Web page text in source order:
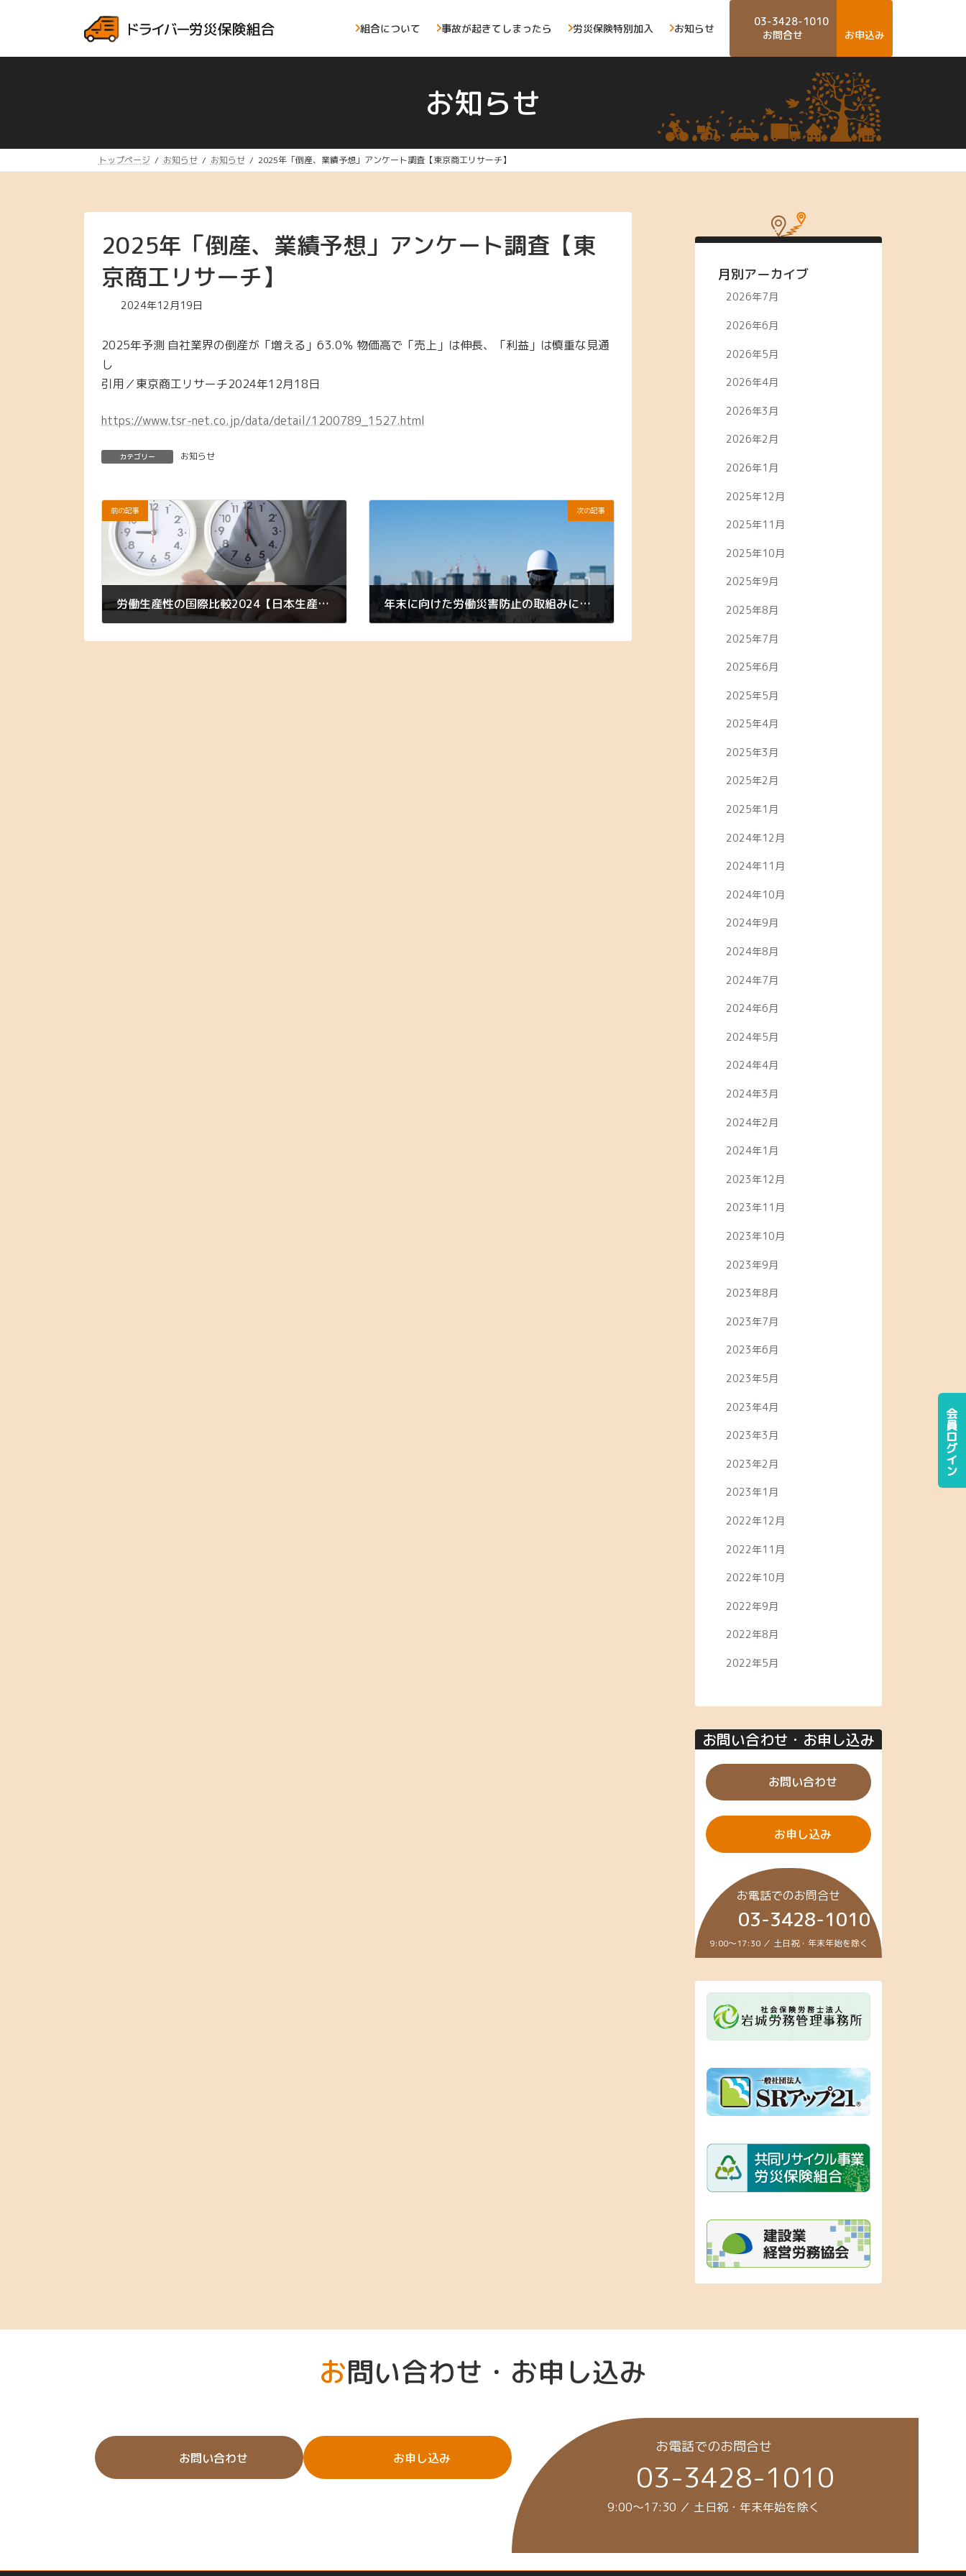
ン
ー
組合について 事故が起きてしまったら 労災保険特別加入 お知らせ
03-3428-1010
お問合せ
お申込み
お知らせ
トップページ お知らせ お知らせ 2025年「倒産、業績予想」アンケート調査【東京商工リサーチ】
2025年「倒産、業績予想」アンケート調査【東
京商工リサーチ】
2024年12月19日
2025年予測 自社業界の倒産が「増える」63.0％ 物価高で「売上」は伸長、「利益」は慎重な見通
し
引用／東京商工リサーチ2024年12月18日
https://www.tsr-net.co.jp/data/detail/1200789_1527.html
カテゴリー お知らせ
前の記事
労働生産性の国際比較2024【日本生産性本部】
次の記事
年末に向けた労働災害防止の取組みについて（お願い）【厚生労働省】
月別アーカイブ
2026年7月
2026年6月
2026年5月
2026年4月
2026年3月
2026年2月
2026年1月
2025年12月
2025年11月
2025年10月
2025年9月
2025年8月
2025年7月
2025年6月
2025年5月
2025年4月
2025年3月
2025年2月
2025年1月
2024年12月
2024年11月
2024年10月
2024年9月
2024年8月
2024年7月
2024年6月
2024年5月
2024年4月
2024年3月
2024年2月
2024年1月
2023年12月
2023年11月
2023年10月
2023年9月
2023年8月
2023年7月
2023年6月
2023年5月
2023年4月
2023年3月
2023年2月
2023年1月
2022年12月
2022年11月
2022年10月
2022年9月
2022年8月
2022年5月
お問い合わせ・お申し込み
お問い合わせ
お申し込み
お電話でのお問合せ
03-3428-1010
9:00～17:30 ／ 土日祝・年末年始を除く
お問い合わせ・お申し込み
お問い合わせ お申し込み
お電話でのお問合せ
03-3428-1010
9:00～17:30 ／ 土日祝・年末年始を除く
会員ログイン